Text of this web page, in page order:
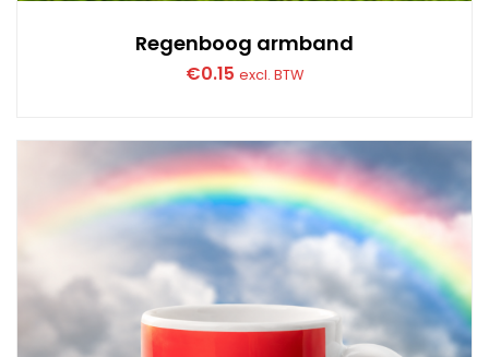
Regenboog armband
€0.15 excl. BTW